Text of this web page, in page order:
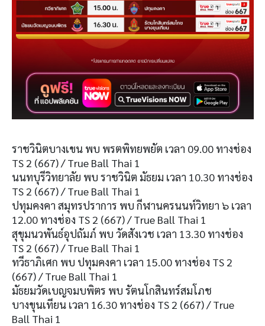
ราชวินิตบางเขน พบ พรตพิทยพยัต เวลา 09.00 ทางช่อง
TS 2 (667) / True Ball Thai 1
นนทบุรีวิทยาลัย พบ ราชวินิต มัธยม เวลา 10.30 ทางช่อง
TS 2 (667) / True Ball Thai 1
ปทุมคงคา สมุทรปราการ พบ กีฬานครนนท์วิทยา ๖ เวลา
12.00 ทางช่อง TS 2 (667) / True Ball Thai 1
สุขุมนวพันธ์อุปถัมภ์ พบ วัดสังเวช เวลา 13.30 ทางช่อง
TS 2 (667) / True Ball Thai 1
ทวีธาภิเศก พบ ปทุมคงคา เวลา 15.00 ทางช่อง TS 2
(667) / True Ball Thai 1
มัธยมวัดเบญจมบพิตร พบ รัตนโกสินทร์สมโภช
บางขุนเทียน เวลา 16.30 ทางช่อง TS 2 (667) / True
Ball Thai 1